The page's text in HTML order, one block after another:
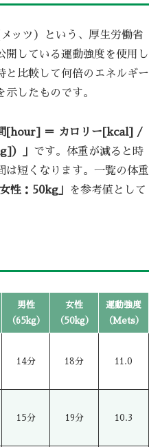
ッツ）という、厚生労働省
開している運動強度を使用し
と比較して何倍のエネルギー
したものです。
[hour] ＝ カロリー[kcal] /
）」 です。体重が減ると時
は短くなります。一覧の体重
性：50kg」
を参考値として
男性
（65kg）
女性
（50kg）
運動強度
（Mets）
14分 18分 11.0
15分 19分 10.3